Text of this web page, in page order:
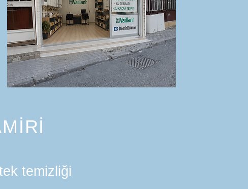
temizliği